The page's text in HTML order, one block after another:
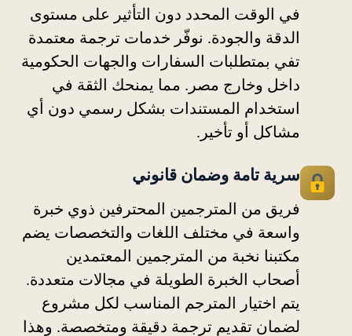
في الوقت المحدد دون التأثير على مستوى
الدقة والجودة. نوفّر خدمات ترجمة معتمدة
تفي بمتطلبات السفارات والجهات الحكومية
داخل وخارج مصر. مما يمنحك الثقة في
استخدام المستندات بشكل رسمي دون أي
مشاكل أو تأخير.
سرية تامة وضمان قانوني
فريق من المترجمين المحترفين ذوي خبرة
واسعة في مختلف اللغات والتخصصات يضم
مكتبنا نخبة من المترجمين المعتمدين
أصحاب الخبرة الطويلة في مجالات متعددة.
يتم اختيار المترجم المناسب لكل مشروع
لضمان تقديم ترجمة دقيقة ومتخصصة. وهذا